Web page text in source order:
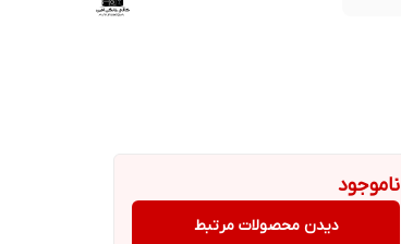
ناموجود
دیدن محصولات مرتبط